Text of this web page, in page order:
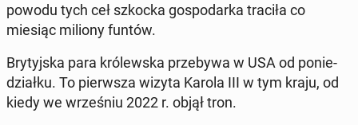
powodu tych ceł szkocka go­spo­dar­ka traciła co
miesiąc miliony funtów.
Bry­tyj­ska para kró­lew­ska prze­by­wa w USA od po­nie­
dział­ku. To pierw­sza wizyta Karola III w tym kraju, od
kiedy we wrze­śniu 2022 r. objął tron.